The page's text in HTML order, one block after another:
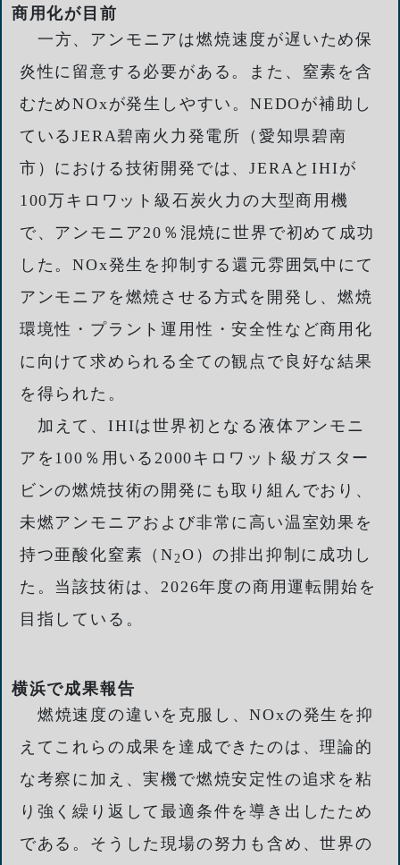
商用化が目前
一方、アンモニアは燃焼速度が遅いため保
炎性に留意する必要がある。また、窒素を含
むためNOxが発生しやすい。NEDOが補助し
ているJERA碧南火力発電所（愛知県碧南
市）における技術開発では、JERAとIHIが
100万キロワット級石炭火力の大型商用機
で、アンモニア20％混焼に世界で初めて成功
した。NOx発生を抑制する還元雰囲気中にて
アンモニアを燃焼させる方式を開発し、燃焼
環境性・プラント運用性・安全性など商用化
に向けて求められる全ての観点で良好な結果
を得られた。
加えて、IHIは世界初となる液体アンモニ
アを100％用いる2000キロワット級ガスター
ビンの燃焼技術の開発にも取り組んでおり、
未燃アンモニアおよび非常に高い温室効果を
持つ亜酸化窒素（N 2 O）の排出抑制に成功し
た。当該技術は、2026年度の商用運転開始を
目指している。
横浜で成果報告
燃焼速度の違いを克服し、NOxの発生を抑
えてこれらの成果を達成できたのは、理論的
な考察に加え、実機で燃焼安定性の追求を粘
り強く繰り返して最適条件を導き出したため
である。そうした現場の努力も含め、世界の